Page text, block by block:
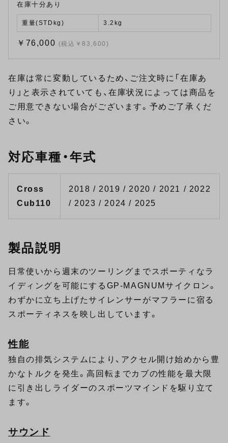
在庫十分あり
重量(STDkg) 3.2kg
￥76,000 (税込￥83,600)
在庫は常に変動しているため、ご注文時に「在庫あ
り」と表示されていても、在庫状況によっては商品を
ご用意できない場合がございます。予めご了承くだ
さい。
対応車種・年式
Cross
Cub110
2018 / 2019 / 2020 / 2021 / 2022
/ 2023 / 2024 / 2025
製品説明
日常使いから週末のツーリングまでスポーティなラ
イディングを可能にするGP-MAGNUMサイクロン。
わずかに立ち上げたサイレンサーがマフラーに宿る
スポーティネスを映し出しています。
性能
独自の排気システムにより、アクセル開け始めから豊
かなトルクを発生。高回転までカブの性能を最大限
に引き出しライダーのスポーツマインドを駆り立て
ます。
サウンド